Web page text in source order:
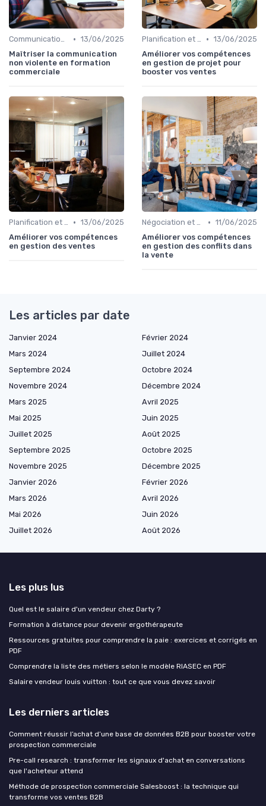
Communication commerciale • 13/06/2025
Maîtriser la communication
non violente en formation
commerciale
Planification et stratégie de vente • 13/06/2025
Améliorer vos compétences
en gestion de projet pour
booster vos ventes
Planification et stratégie de vente • 13/06/2025
Améliorer vos compétences
en gestion des ventes
Négociation et persuasion • 11/06/2025
Améliorer vos compétences
en gestion des conflits dans
la vente
Les articles par date
Janvier 2024
Février 2024
Mars 2024
Juillet 2024
Septembre 2024
Octobre 2024
Novembre 2024
Décembre 2024
Mars 2025
Avril 2025
Mai 2025
Juin 2025
Juillet 2025
Août 2025
Septembre 2025
Octobre 2025
Novembre 2025
Décembre 2025
Janvier 2026
Février 2026
Mars 2026
Avril 2026
Mai 2026
Juin 2026
Juillet 2026
Août 2026
Les plus lus
Quel est le salaire d'un vendeur chez Darty ?
Formation à distance pour devenir ergothérapeute
Ressources gratuites pour comprendre la paie : exercices et corrigés en
PDF
Comprendre la liste des métiers selon le modèle RIASEC en PDF
Salaire vendeur louis vuitton : tout ce que vous devez savoir
Les derniers articles
Comment réussir l’achat d’une base de données B2B pour booster votre
prospection commerciale
Pre-call research : transformer les signaux d'achat en conversations
que l'acheteur attend
Méthode de prospection commerciale Salesboost : la technique qui
transforme vos ventes B2B